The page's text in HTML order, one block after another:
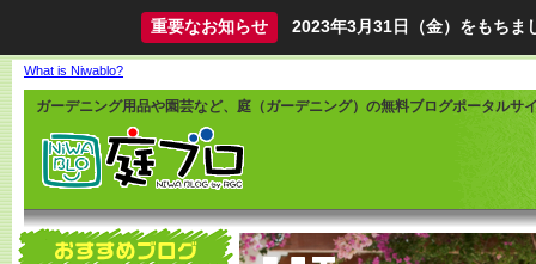
重要なお知らせ 2023年3月31日（金）をもちま
What is Niwablo?
ガーデニング用品や園芸など、庭（ガーデニング）の無料ブログポータルサ